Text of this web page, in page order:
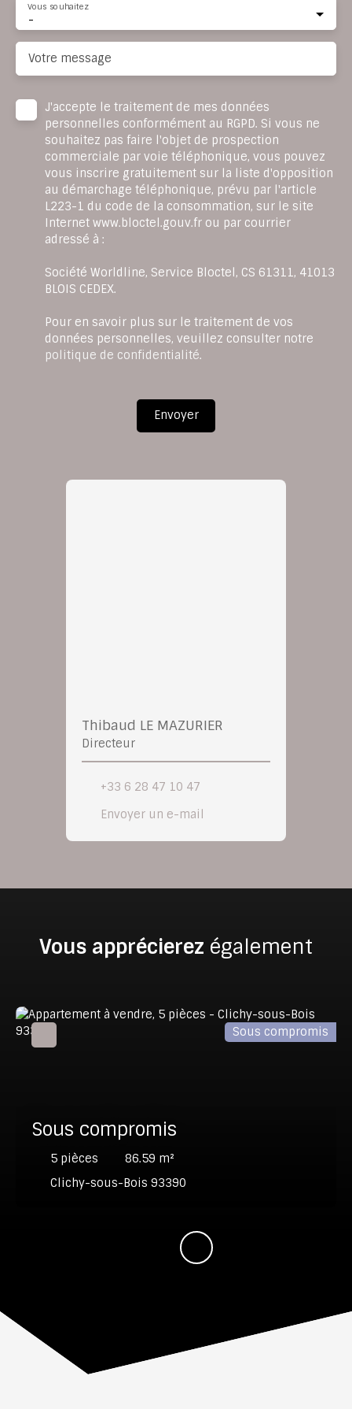
-
Vous souhaitez
Votre message
J'accepte le traitement de mes données
personnelles conformément au RGPD. Si vous ne
souhaitez pas faire l'objet de prospection
commerciale par voie téléphonique, vous pouvez
vous inscrire gratuitement sur la liste d'opposition
au démarchage téléphonique, prévu par l'article
L223-1 du code de la consommation, sur le site
Internet www.bloctel.gouv.fr ou par courrier
adressé à :
Société Worldline, Service Bloctel, CS 61311, 41013
BLOIS CEDEX.
Pour en savoir plus sur le traitement de vos
données personnelles, veuillez consulter notre
politique de confidentialité.
Envoyer
Thibaud LE MAZURIER
Directeur
+33 6 28 47 10 47
Envoyer un e-mail
Vous apprécierez également
Sous compromis
5 pièces 86.59 m²
Clichy-sous-Bois 93390
Sous compromis